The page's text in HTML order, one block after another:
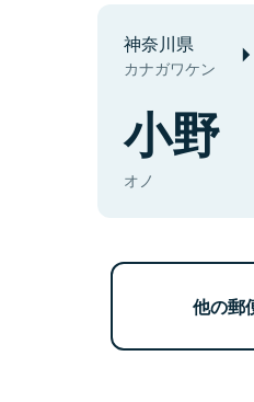
神奈川県
カナガワケン
小野
オノ
他の郵